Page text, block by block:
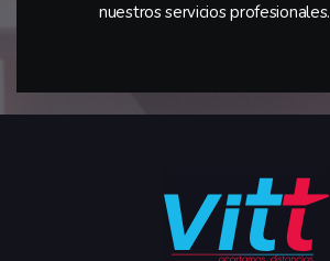
nuestros servicios profesionales.